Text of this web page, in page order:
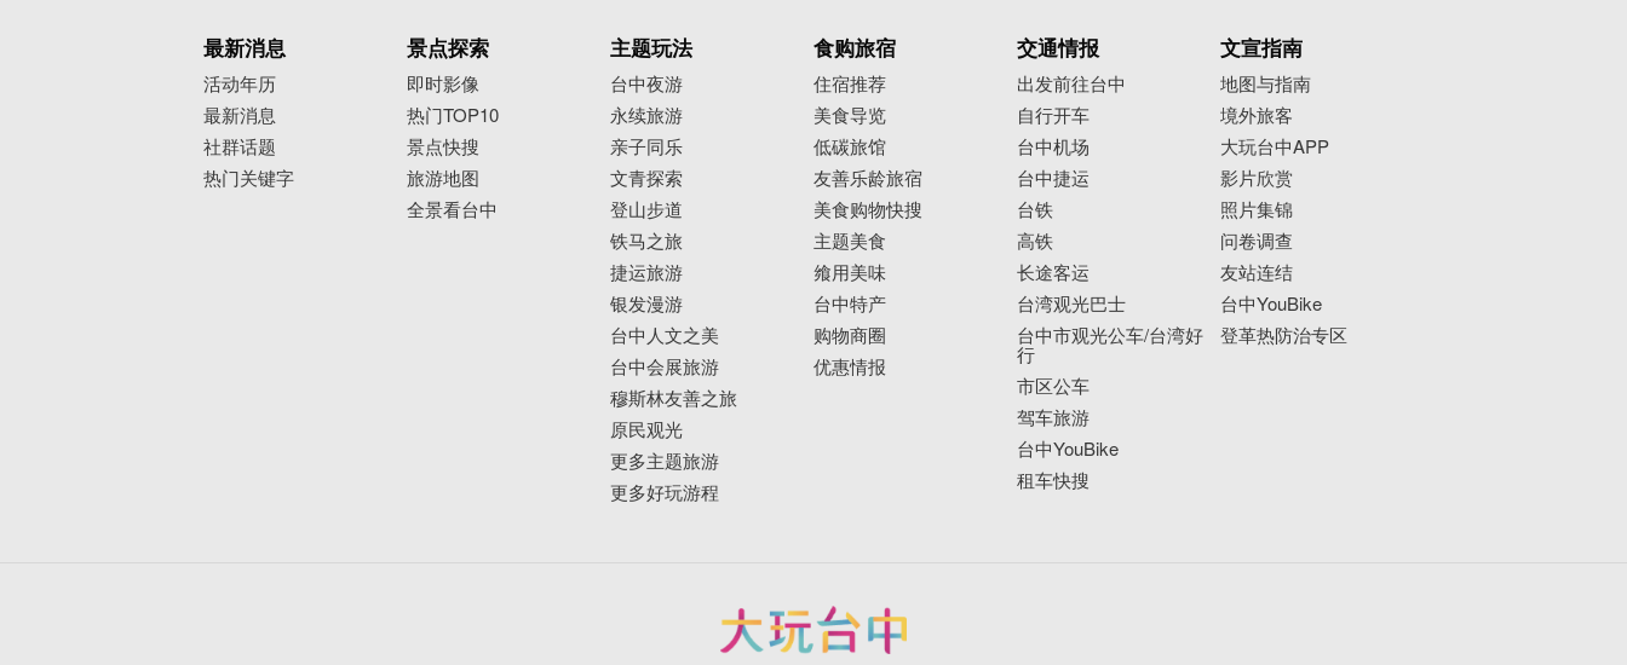
最新消息
活动年历
最新消息
社群话题
热门关键字
景点探索
即时影像
热门TOP10
景点快搜
旅游地图
全景看台中
主题玩法
台中夜游
永续旅游
亲子同乐
文青探索
登山步道
铁马之旅
捷运旅游
银发漫游
台中人文之美
台中会展旅游
穆斯林友善之旅
原民观光
更多主题旅游
更多好玩游程
食购旅宿
住宿推荐
美食导览
低碳旅馆
友善乐龄旅宿
美食购物快搜
主题美食
飨用美味
台中特产
购物商圈
优惠情报
交通情报
出发前往台中
自行开车
台中机场
台中捷运
台铁
高铁
长途客运
台湾观光巴士
台中市观光公车/台湾好
行
市区公车
驾车旅游
台中YouBike
租车快搜
文宣指南
地图与指南
境外旅客
大玩台中APP
影片欣赏
照片集锦
问卷调查
友站连结
台中YouBike
登革热防治专区